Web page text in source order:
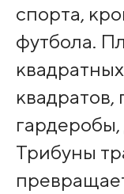
спорта,
футбола.
Трибуны